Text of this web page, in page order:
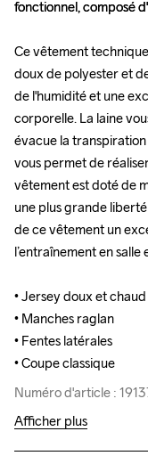
fonctionnel, composé
Ce vêtement
doux de polyester et
de l'humidité et une
corporelle. La laine
évacue la
vous permet de
vêtement est doté de
une plus grande
de ce vêtement un
l’entraînement en
• Jersey doux et
• Manches raglan
• Fentes latérales
• Coupe classique
Numéro d'article :
fonctionnel, composé
Ce vêtement
doux de polyester et
de l'humidité et une
corporelle. La laine
évacue la
vous permet de
vêtement est doté de
une plus grande
de ce vêtement un
l’entraînement en
• Jersey doux et
• Manches raglan
• Fentes latérales
• Coupe classique
Numéro d'article :
Afficher plus